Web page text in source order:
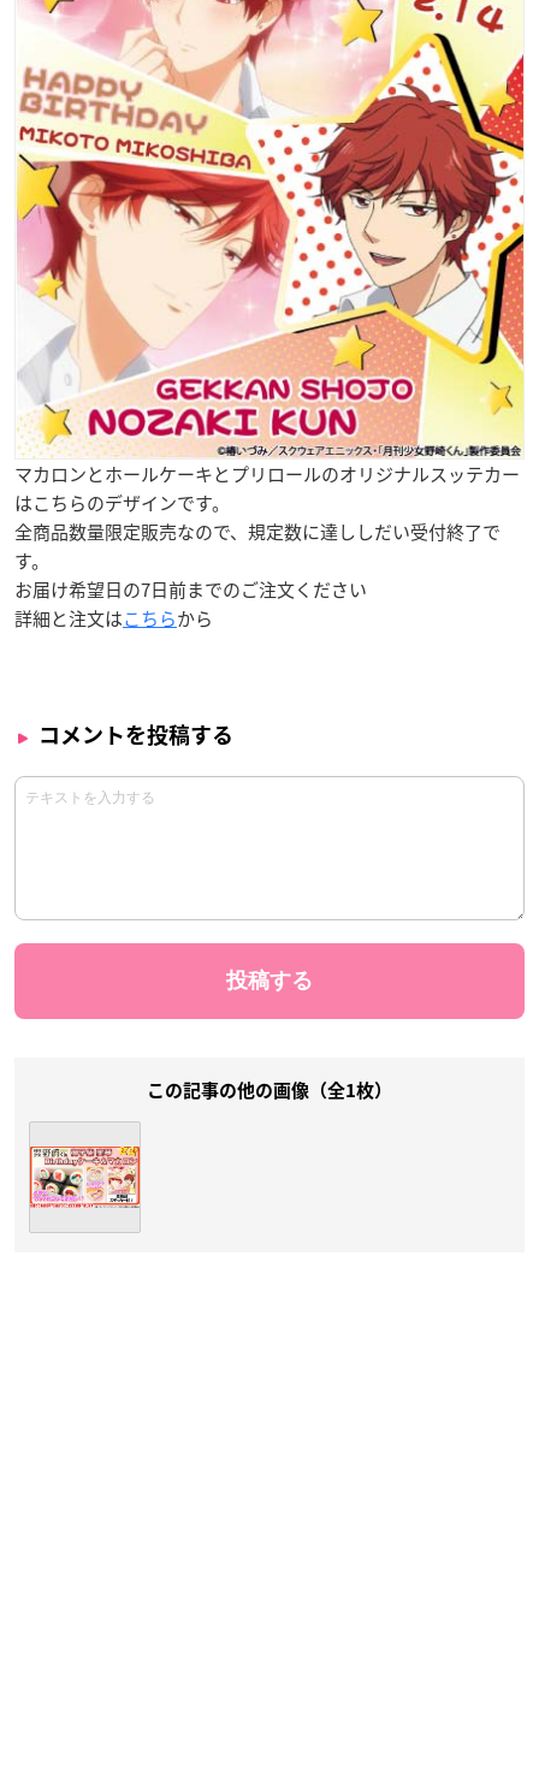
マカロンとホールケーキとプリロールのオリジナルスッテカー
はこちらのデザインです。
全商品数量限定販売なので、規定数に達ししだい受付終了で
す。
お届け希望日の7日前までのご注文ください
詳細と注文はこちらから
コメントを投稿する
この記事の他の画像（全1枚）